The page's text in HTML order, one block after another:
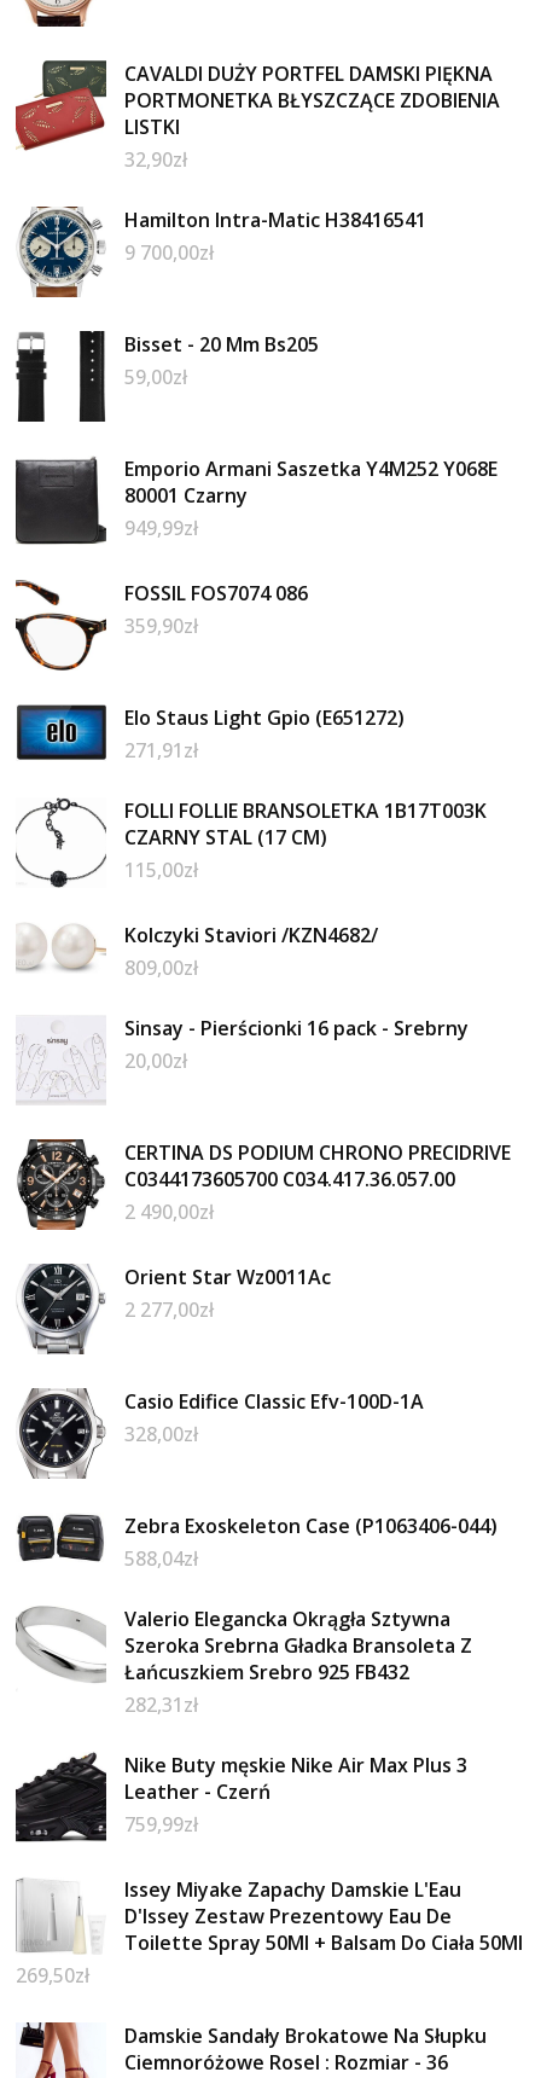
CAVALDI DUŻY PORTFEL DAMSKI PIĘKNA
PORTMONETKA BŁYSZCZĄCE ZDOBIENIA
LISTKI
32,90zł
Hamilton Intra-Matic H38416541
9 700,00zł
Bisset - 20 Mm Bs205
59,00zł
Emporio Armani Saszetka Y4M252 Y068E
80001 Czarny
949,99zł
FOSSIL FOS7074 086
359,90zł
Elo Staus Light Gpio (E651272)
271,91zł
FOLLI FOLLIE BRANSOLETKA 1B17T003K
CZARNY STAL (17 CM)
115,00zł
Kolczyki Staviori /KZN4682/
809,00zł
Sinsay - Pierścionki 16 pack - Srebrny
20,00zł
CERTINA DS PODIUM CHRONO PRECIDRIVE
C0344173605700 C034.417.36.057.00
2 490,00zł
Orient Star Wz0011Ac
2 277,00zł
Casio Edifice Classic Efv-100D-1A
328,00zł
Zebra Exoskeleton Case (P1063406-044)
588,04zł
Valerio Elegancka Okrągła Sztywna
Szeroka Srebrna Gładka Bransoleta Z
Łańcuszkiem Srebro 925 FB432
282,31zł
Nike Buty męskie Nike Air Max Plus 3
Leather - Czerń
759,99zł
Issey Miyake Zapachy Damskie L'Eau
D'Issey Zestaw Prezentowy Eau De
Toilette Spray 50Ml + Balsam Do Ciała 50Ml
269,50zł
Damskie Sandały Brokatowe Na Słupku
Ciemnoróżowe Rosel : Rozmiar - 36